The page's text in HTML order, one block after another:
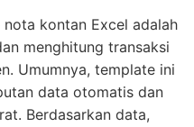
nota kontan Excel adalah
menghitung transaksi
Umumnya, template ini
data otomatis dan
Berdasarkan data,